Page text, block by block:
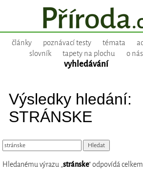
články poznávací testy témata
slovník
tapety na plochu o nás
vyhledávání
Výsledky hledání:
STRÁNSKE
Hledanému výrazu „stránske“ odpovídá